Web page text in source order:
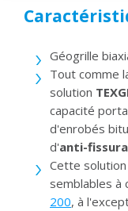
Géogrille
Tout comme
solution
capacité
d'enrobés
d'anti-
Cette
semblables à
200, à